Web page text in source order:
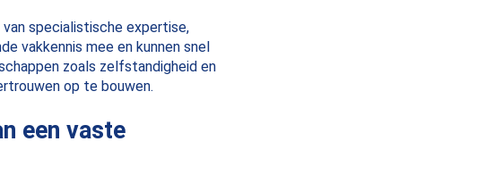
specialistische expertise,
vakkennis mee en kunnen snel
zoals zelfstandigheid en
op te bouwen.
een vaste